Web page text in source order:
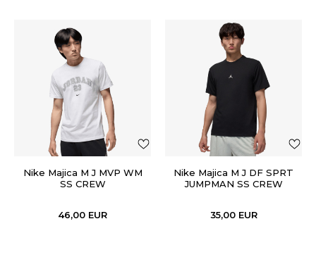
Nike Majica M J MVP WM
SS CREW
46,00 EUR
Nike Majica M J DF SPRT
JUMPMAN SS CREW
35,00 EUR